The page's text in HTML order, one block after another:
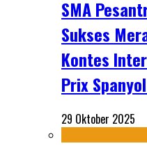
SMA
Sukses
Kontes
Prix
29 Oktober 2025